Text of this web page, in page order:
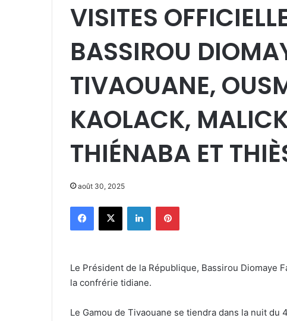
VISITES
BASSIROU
TIVAOUANE,
KAOLACK,
THIÉNABA ET
août 30, 2025
Facebook
X LinkedinPinterest
Le Président de la République, Bassirou Diomaye
la confrérie tidiane.
Le Gamou de Tivaouane se tiendra dans la nuit